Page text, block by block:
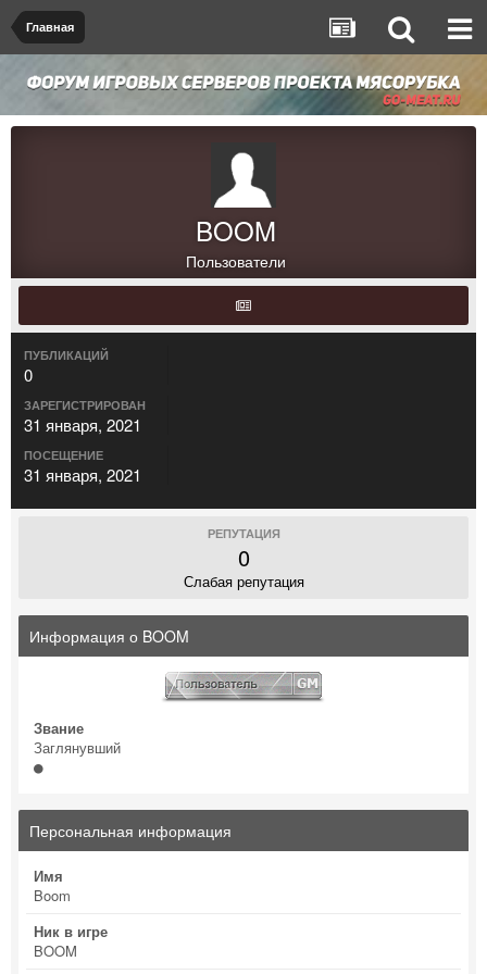
Главная
BOOM
Пользователи
ПУБЛИКАЦИЙ
0
ЗАРЕГИСТРИРОВАН
31 января, 2021
ПОСЕЩЕНИЕ
31 января, 2021
РЕПУТАЦИЯ
0
Слабая репутация
Информация о BOOM
Звание
Заглянувший
Персональная информация
Имя
Boom
Ник в игре
BOOM